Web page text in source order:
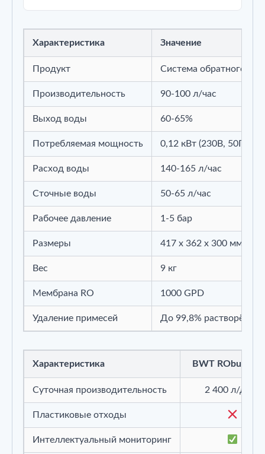
Характеристика Значение
Продукт Система обратного
Производительность 90-100 л/час
Выход воды 60-65%
Потребляемая мощность 0,12 кВт (230В, 50Гц)
Расход воды 140-165 л/час
Сточные воды 50-65 л/час
Рабочее давление 1-5 бар
Размеры 417 x 362 x 300 мм
Вес 9 кг
Мембрана RO 1000 GPD
Удаление примесей До 99,8%
Характеристика BWT RObust
Суточная производительность 2 400 л/день
Пластиковые отходы
Интеллектуальный мониторинг